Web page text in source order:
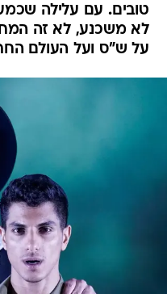
טובים. עם עלילה
לא משכנע, לא זה
על ש"ס ועל העולם